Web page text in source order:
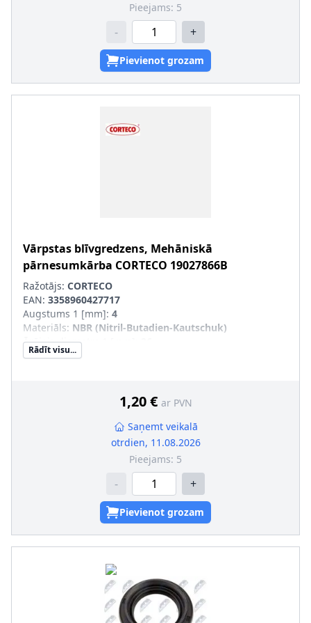
Pieejams: 5
- +
Pievienot grozam
Vārpstas blīvgredzens, Mehāniskā
pārnesumkārba CORTECO 19027866B
Ražotājs: CORTECO
EAN: 3358960427717
Augstums 1 [mm]: 4
Materiāls: NBR (Nitril-Butadien-Kautschuk)
Ārējais diametrs 1 [mm]
Iekšējais diametrs 1 [mm]
Rādīt visu...
1,20 € ar PVN
Saņemt veikalā
otrdien, 11.08.2026
Pieejams: 5
- +
Pievienot grozam